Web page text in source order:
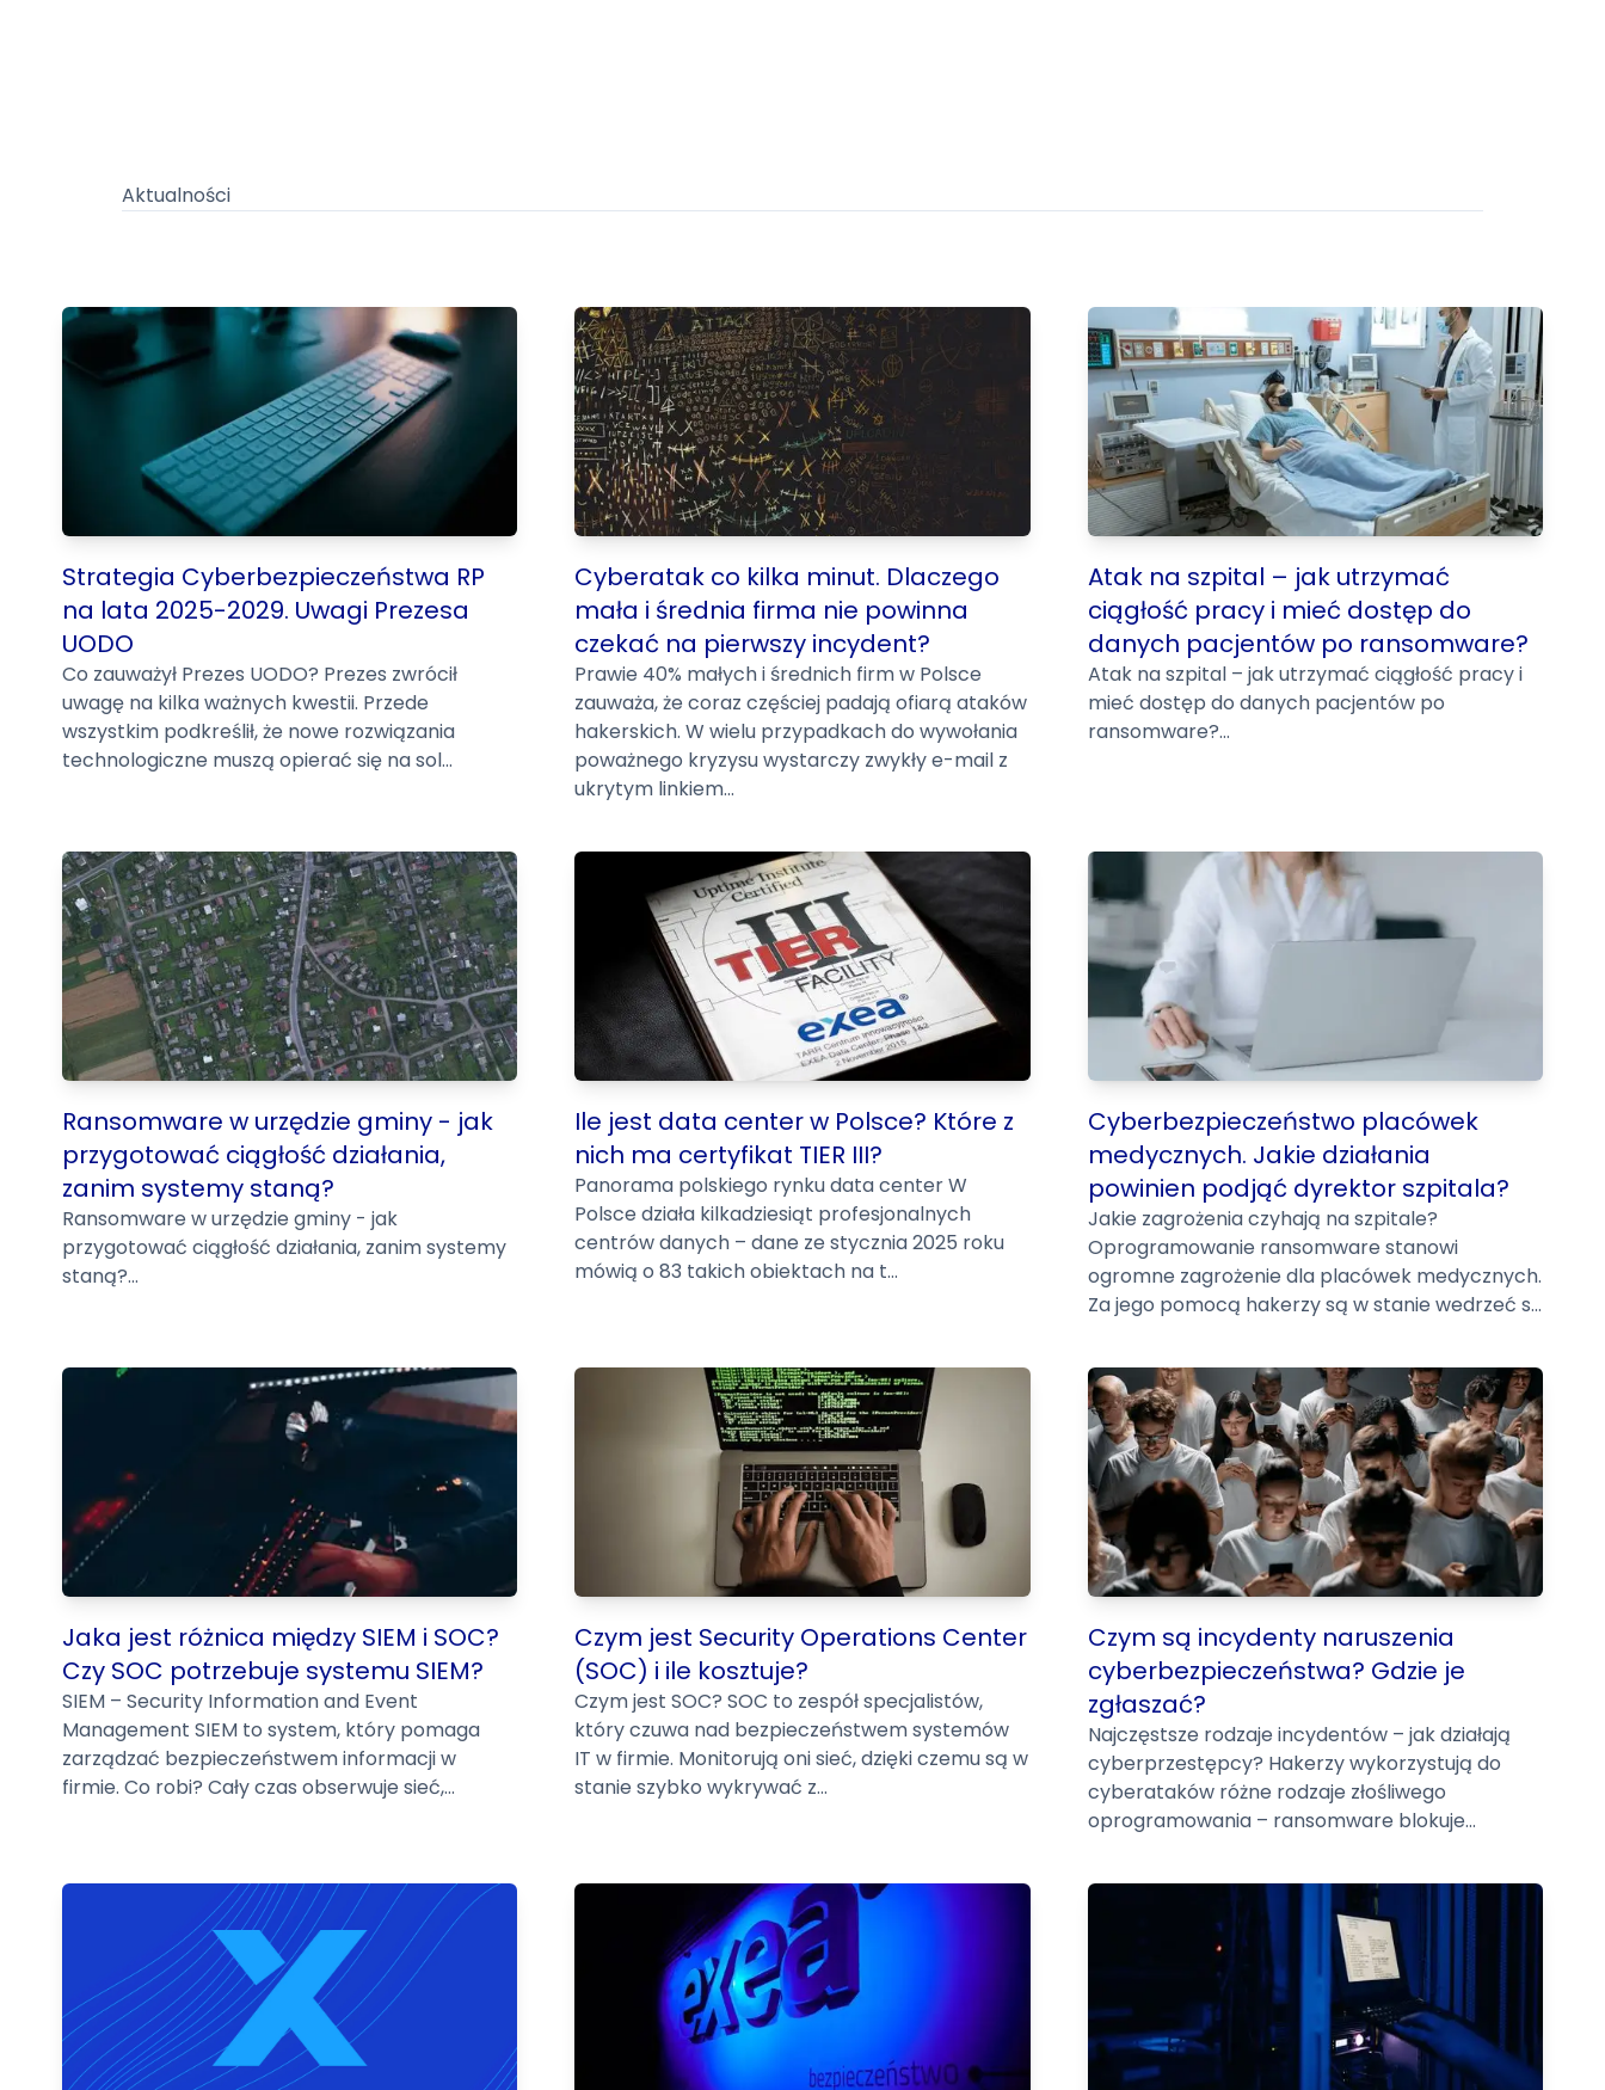
Aktualności
Strategia Cyberbezpieczeństwa RP
na lata 2025-2029. Uwagi Prezesa
UODO
Co zauważył Prezes UODO? Prezes zwrócił
uwagę na kilka ważnych kwestii. Przede
wszystkim podkreślił, że nowe rozwiązania
technologiczne muszą opierać się na sol...
Cyberatak co kilka minut. Dlaczego
mała i średnia firma nie powinna
czekać na pierwszy incydent?
Prawie 40% małych i średnich firm w Polsce
zauważa, że coraz częściej padają ofiarą ataków
hakerskich. W wielu przypadkach do wywołania
poważnego kryzysu wystarczy zwykły e-mail z
ukrytym linkiem...
Atak na szpital – jak utrzymać
ciągłość pracy i mieć dostęp do
danych pacjentów po ransomware?
Atak na szpital – jak utrzymać ciągłość pracy i
mieć dostęp do danych pacjentów po
ransomware?...
Ransomware w urzędzie gminy - jak
przygotować ciągłość działania,
zanim systemy staną?
Ransomware w urzędzie gminy - jak
przygotować ciągłość działania, zanim systemy
staną?...
Ile jest data center w Polsce? Które z
nich ma certyfikat TIER III?
Panorama polskiego rynku data center W
Polsce działa kilkadziesiąt profesjonalnych
centrów danych – dane ze stycznia 2025 roku
mówią o 83 takich obiektach na t...
Cyberbezpieczeństwo placówek
medycznych. Jakie działania
powinien podjąć dyrektor szpitala?
Jakie zagrożenia czyhają na szpitale?
Oprogramowanie ransomware stanowi
ogromne zagrożenie dla placówek medycznych.
Za jego pomocą hakerzy są w stanie wedrzeć s...
Jaka jest różnica między SIEM i SOC?
Czy SOC potrzebuje systemu SIEM?
SIEM – Security Information and Event
Management SIEM to system, który pomaga
zarządzać bezpieczeństwem informacji w
firmie. Co robi? Cały czas obserwuje sieć,...
Czym jest Security Operations Center
(SOC) i ile kosztuje?
Czym jest SOC? SOC to zespół specjalistów,
który czuwa nad bezpieczeństwem systemów
IT w firmie. Monitorują oni sieć, dzięki czemu są w
stanie szybko wykrywać z...
Czym są incydenty naruszenia
cyberbezpieczeństwa? Gdzie je
zgłaszać?
Najczęstsze rodzaje incydentów – jak działają
cyberprzestępcy? Hakerzy wykorzystują do
cyberataków różne rodzaje złośliwego
oprogramowania – ransomware blokuje...